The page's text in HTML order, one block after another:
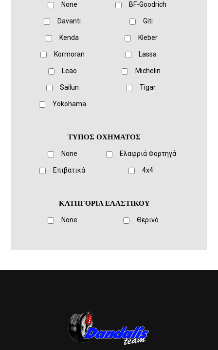
None BF-Goodrich
Davanti Giti
Kenda Kleber
Kormoran Lassa
Leao Michelin
Sailun Tigar
Yokohama
ΤΥΠΟΣ ΟΧΗΜΑΤΟΣ
None Ελαφριά Φορτηγά
Eπιβατικά 4x4
ΚΑΤΗΓΟΡΙΑ ΕΛΑΣΤΙΚΟΥ
None Θερινό